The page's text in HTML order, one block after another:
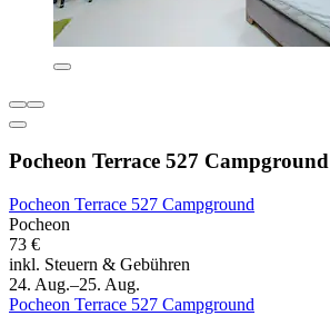
Pocheon Terrace 527 Campground
Pocheon Terrace 527 Campground
Pocheon
73 €
inkl. Steuern & Gebühren
24. Aug.–25. Aug.
Pocheon Terrace 527 Campground